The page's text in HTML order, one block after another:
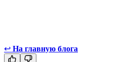
↩ На главную блога